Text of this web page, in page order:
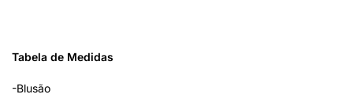
Tabela de Medidas
-Blusão